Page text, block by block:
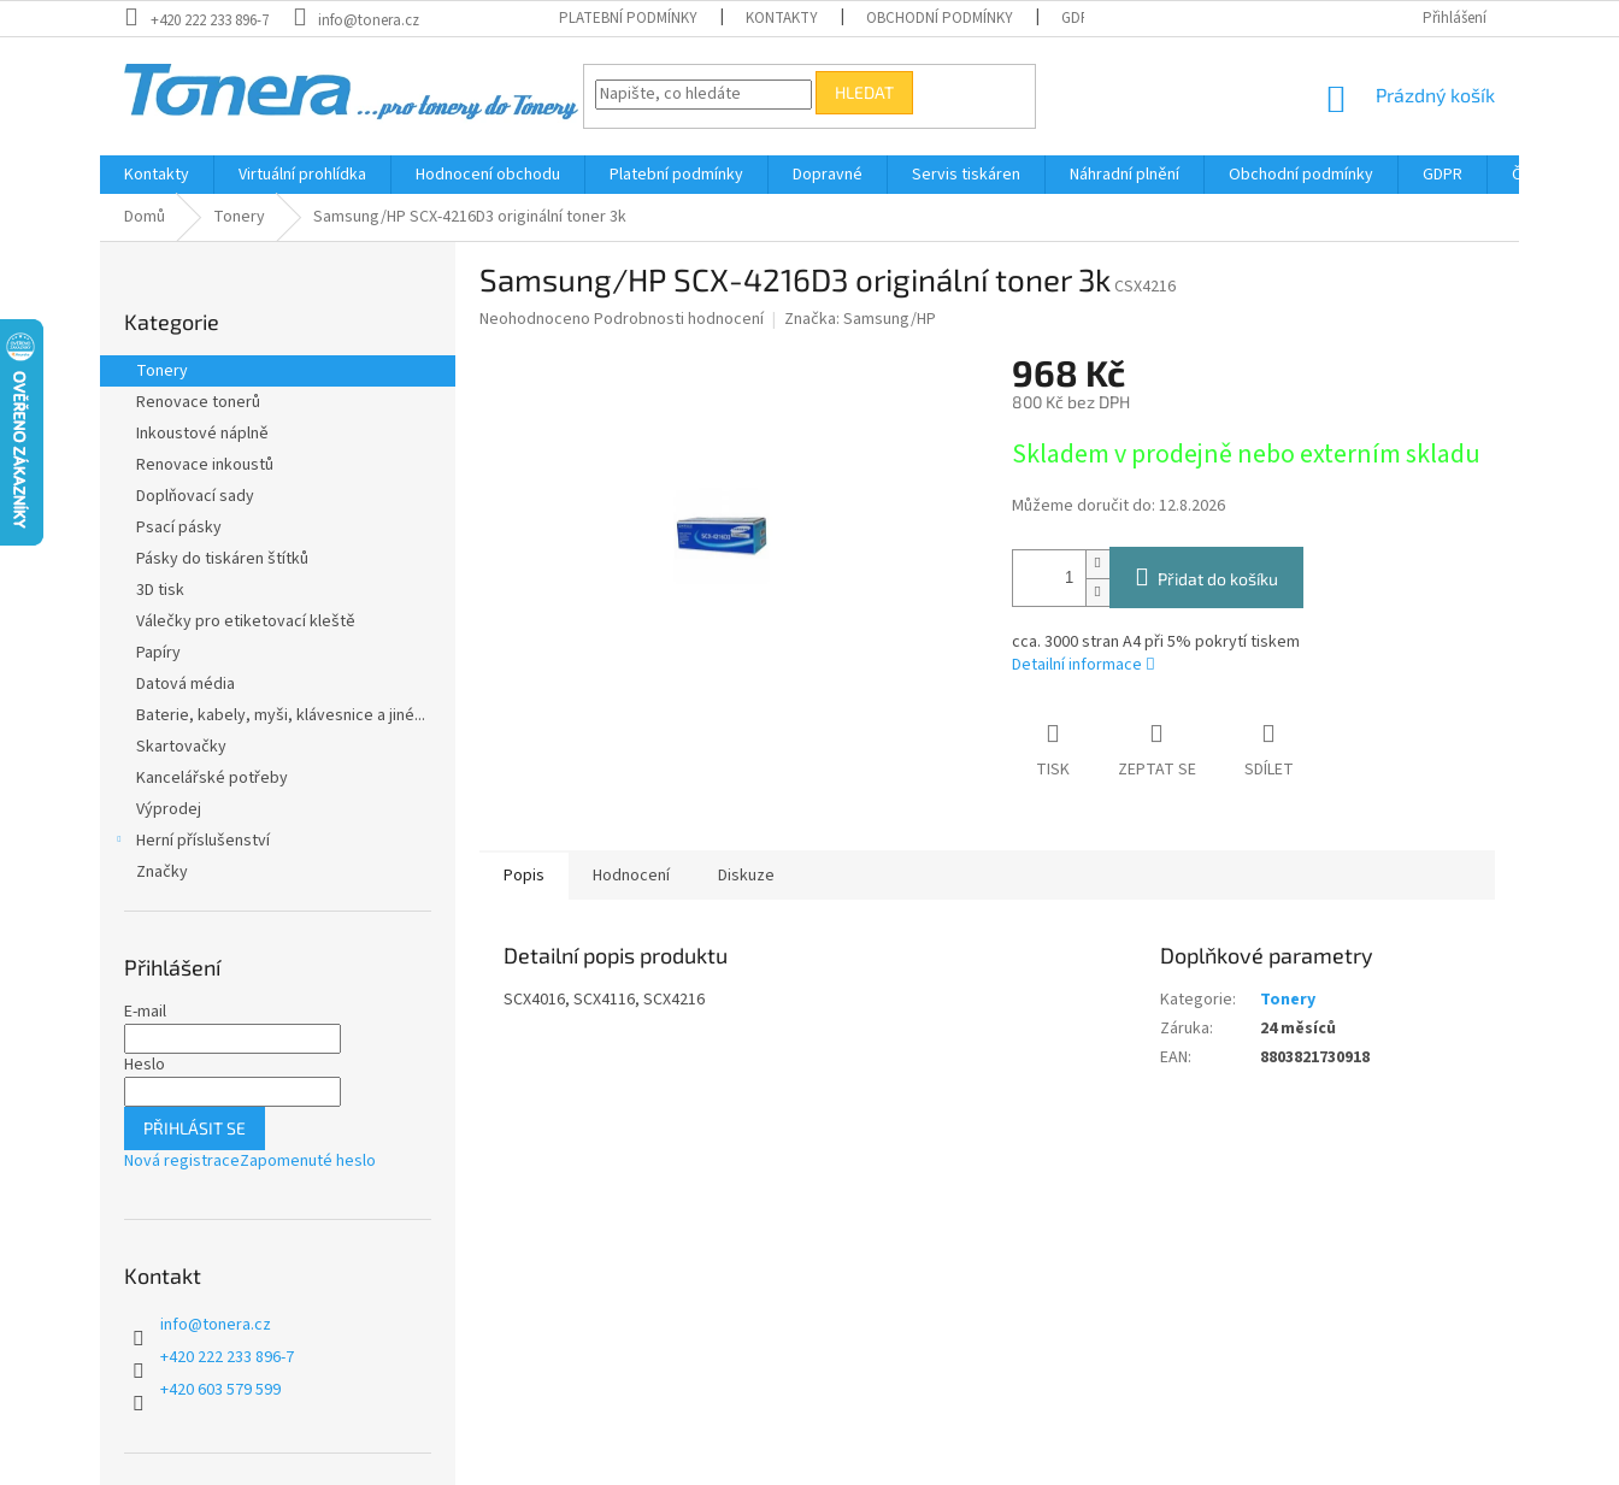
na
+420 222 233 896-7 info@tonera.cz PLATEBNÍ PODMÍNKY KONTAKTY OBCHODNÍ PODMÍNKY GDPR SERVIS TISKÁREN
Přihlášení
HLEDAT
NÁKUPNÍ
Prázdný košík
Kontakty Virtuální prohlídka Hodnocení obchodu Platební podmínky Dopravné Servis tiskáren Náhradní plnění Obchodní podmínky GDPR
Časté dotazy
Domů
Tonery Samsung/HP SCX-4216D3 originální toner 3k
r
a
kategorie
Kategorie
Tonery
Renovace tonerů
Inkoustové náplně
Renovace inkoustů
Doplňovací sady
Psací pásky
Pásky do tiskáren štítků
3D tisk
Válečky pro etiketovací kleště
Papíry
Datová média
Baterie, kabely, myši, klávesnice a jiné...
Skartovačky
Kancelářské potřeby
Výprodej
Herní příslušenství
Značky
Přihlášení
E-mail
Heslo
PŘIHLÁSIT SE
Nová registraceZapomenuté heslo
Kontakt
info@tonera.cz
+420 222 233 896-7
+420 603 579 599
Samsung/HP SCX-4216D3 originální toner 3k CSX4216
Průměrné
Neohodnoceno Podrobnosti hodnocení Značka: Samsung/HP
968 Kč
800 Kč bez DPH
cena:
Skladem v prodejně nebo externím skladu
Můžeme doručit do: 12.8.2026
Přidat do košíku
cca. 3000 stran A4 při 5% pokrytí tiskem
Detailní informace
TISK ZEPTAT SE SDÍLET
Popis Hodnocení Diskuze
Detailní popis produktu
SCX4016, SCX4116, SCX4216
Doplňkové parametry
Kategorie:
Tonery
Záruka:
24 měsíců
EAN: 8803821730918